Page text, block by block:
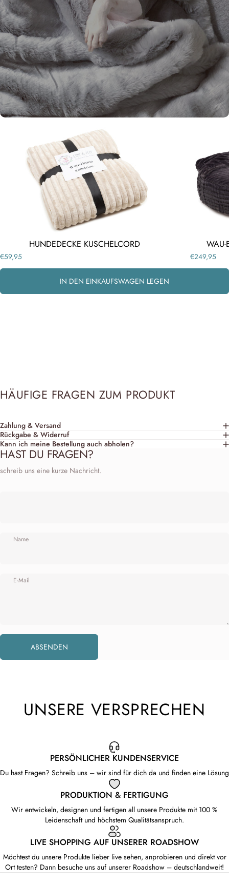
BETTER TOGETHER
Keine lange Suche, kein Kombinieren – mit unserem
zusammengehört. Perfekt abgestimmt in Design und
Funktion – für dich und deinen Hund.
HUNDEDECKE KUSCHELCORD
€59,95
WAU-
€249,95
IN DEN EINKAUFSWAGEN LEGEN
HÄUFIGE FRAGEN ZUM PRODUKT
Zahlung & Versand
Rückgabe & Widerruf
Kann ich meine Bestellung auch abholen?
HAST DU FRAGEN?
schreib uns eine kurze Nachricht.
Name
E-Mail
Absenden
ABSENDEN
UNSERE VERSPRECHEN
PERSÖNLICHER KUNDENSERVICE
Du hast Fragen? Schreib uns – wir sind für dich da und finden eine Lösung
PRODUKTION & FERTIGUNG
Wir entwickeln, designen und fertigen all unsere Produkte mit 100 %
Leidenschaft und höchstem Qualitätsanspruch.
LIVE SHOPPING AUF UNSERER ROADSHOW
Möchtest du unsere Produkte lieber live sehen, anprobieren und direkt vor
Ort testen? Dann besuche uns auf unserer Roadshow – deutschlandweit!